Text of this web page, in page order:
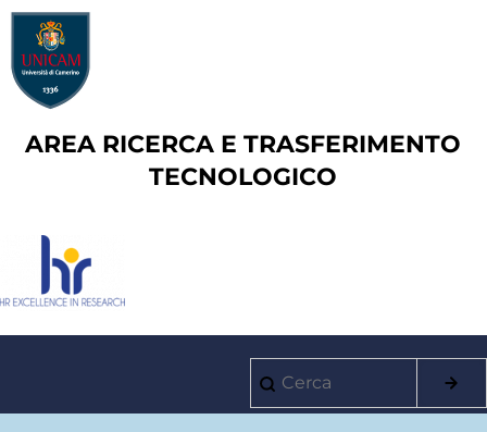
Salta
contenuto
principale
AREA RICERCA E TRASFERIMENTO
TECNOLOGICO
Cerca